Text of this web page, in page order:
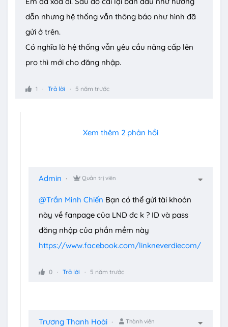
dẫn nhưng hệ thống vẫn thông báo như hình đã
gửi ở trên.
Có nghĩa là hệ thống vẫn yêu cầu nâng cấp lên
pro thì mới cho đăng nhập.
1 Trả lời 5 năm trước
Xem thêm 2 phản hồi
Admin Quản trị viên
@Trần Minh Chiến Bạn có thể gửi tài khoản
này về fanpage của LND đc k ? ID và pass
đăng nhập của phần mềm này
https://www.facebook.com/linkneverdiecom/
0 Trả lời 5 năm trước
Trương Thanh Hoài Thành viên